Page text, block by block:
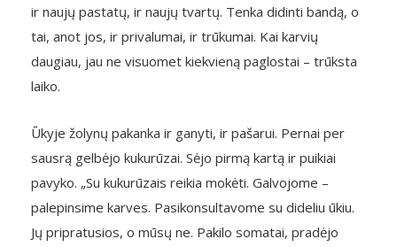
ir naujų pastatų, ir naujų tvartų. Tenka didinti bandą, o
tai, anot jos, ir privalumai, ir trūkumai. Kai karvių
daugiau, jau ne visuomet kiekvieną paglostai – trūksta
laiko.
Ūkyje žolynų pakanka ir ganyti, ir pašarui. Pernai per
sausrą gelbėjo kukurūzai. Sėjo pirmą kartą ir puikiai
pavyko. „Su kukurūzais reikia mokėti. Galvojome –
palepinsime karves. Pasikonsultavome su dideliu ūkiu.
Jų pripratusios, o mūsų ne. Pakilo somatai, pradėjo